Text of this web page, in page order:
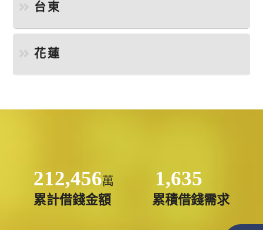
台東
花蓮
212,456萬
累計借錢金額
1,635
累積借錢需求